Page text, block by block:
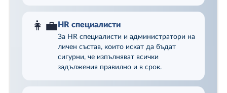
👩‍💼 HR специалисти
За HR специалисти и администратори на
личен състав, които искат да бъдат
сигурни, че изпълняват всички
задължения правилно и в срок.